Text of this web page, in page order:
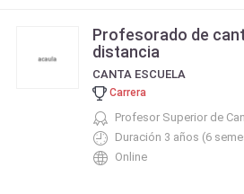
Profesorado de
distancia
CANTA ESCUELA
Carrera
Profesor Superior de
Duración 3 años (6
Online